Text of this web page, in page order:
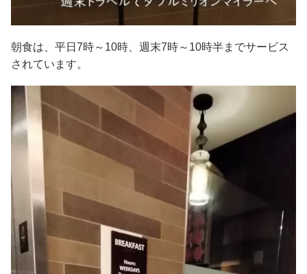
朝食は、平日7時～10時、週末7時～10時半までサービス
されています。